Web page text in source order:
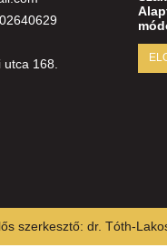
utca 168.
szerkesztő: dr. Tóth-